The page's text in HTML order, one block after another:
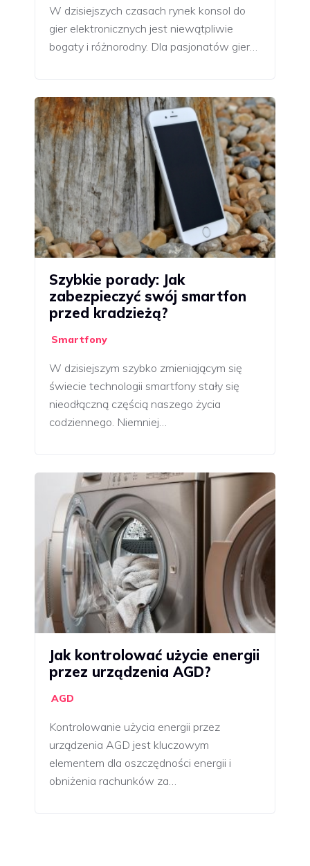
W dzisiejszych czasach rynek konsol do
gier elektronicznych jest niewątpliwie
bogaty i różnorodny. Dla pasjonatów gier…
Szybkie porady: Jak
zabezpieczyć swój smartfon
przed kradzieżą?
Smartfony
W dzisiejszym szybko zmieniającym się
świecie technologii smartfony stały się
nieodłączną częścią naszego życia
codziennego. Niemniej…
Jak kontrolować użycie energii
przez urządzenia AGD?
AGD
Kontrolowanie użycia energii przez
urządzenia AGD jest kluczowym
elementem dla oszczędności energii i
obniżenia rachunków za…